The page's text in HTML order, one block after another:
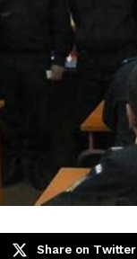
Share on Twitter